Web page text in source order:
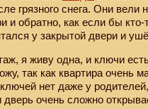
грязного снега. Они вели
и обратно, как если бы
у закрытой двери и
я живу одна, и ключи
так как квартира очень
нет даже у
дверь очень сложно